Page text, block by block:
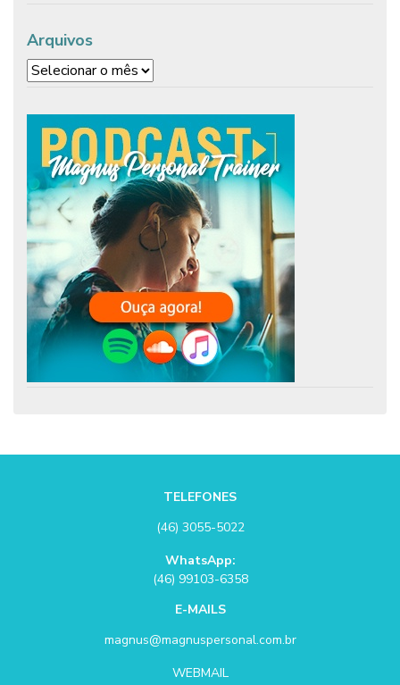
Arquivos
Arquivos
TELEFONES
(46) 3055-5022
WhatsApp:
(46) 99103-6358
E-MAILS
magnus@magnuspersonal.com.br
WEBMAIL